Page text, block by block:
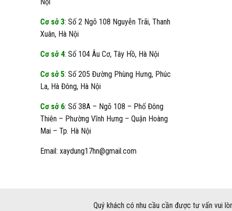
Cơ sở 3: Số 2 Ngõ 108 Nguyễn Trãi, Thanh
Xuân, Hà Nội
Cơ sở 4: Số 104 Âu Cơ, Tây Hồ, Hà Nội
Cơ sở 5: Số 205 Đường Phùng Hưng, Phúc
La, Hà Đông, Hà Nội
Cơ sở 6: Số 38A – Ngõ 108 – Phố Đông
Thiên – Phường Vĩnh Hưng – Quận Hoàng
Mai – Tp. Hà Nội
Email: xaydung17hn@gmail.com
Quý khách có nhu cầu cần được tư vấn vui